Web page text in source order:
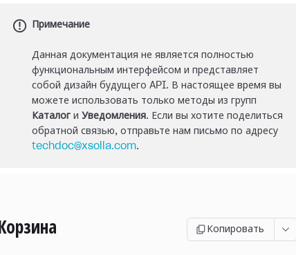
Примечание
Данная документация не является полностью
функциональным интерфейсом и представляет
собой дизайн будущего API. В настоящее время вы
можете использовать только методы из групп
Каталог и Уведомления. Если вы хотите поделиться
обратной связью, отправьте нам письмо по адресу
techdoc@xsolla.com.
Корзина
Копировать